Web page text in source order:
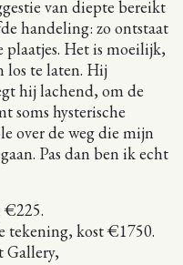
van diepte bereikt
handeling: zo ontstaat
plaatjes. Het is moeilijk,
los te laten. Hij
hij lachend, om de
soms hysterische
over de weg die mijn
Pas dan ben ik echt
tekening, kost €1750.
Gallery,